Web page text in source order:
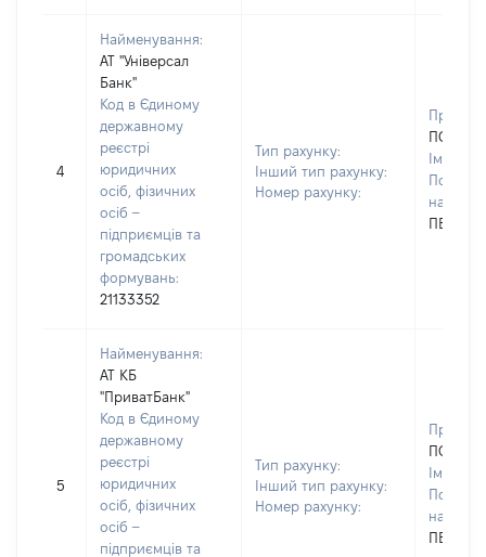
4
Найменування:
АТ "Універсал
Банк"
Код в Єдиному
державному
реєстрі
юридичних
осіб, фізичних
осіб –
підприємців та
громадських
формувань:
21133352
Тип рахунку:
Інший тип рахунку:
Номер рахунку:
Ім'я:
По
5
Найменування:
АТ КБ
"ПриватБанк"
Код в Єдиному
державному
реєстрі
юридичних
осіб, фізичних
осіб –
підприємців та
Тип рахунку:
Інший тип рахунку:
Номер рахунку:
Ім'я:
По